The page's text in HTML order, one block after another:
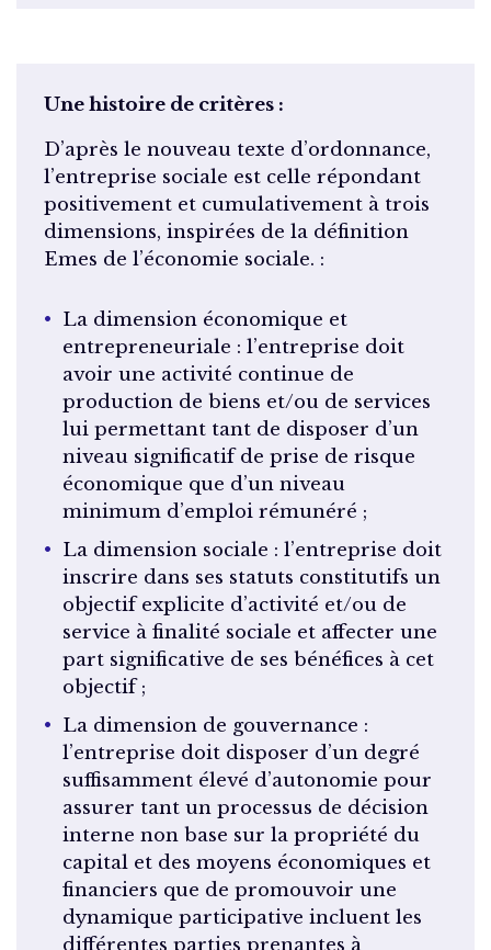
Une histoire de critères :
D’après le nouveau texte d’ordonnance,
l’entreprise sociale est celle répondant
positivement et cumulativement à trois
dimensions, inspirées de la définition
Emes de l’économie sociale. :
La dimension économique et
entrepreneuriale : l’entreprise doit
avoir une activité continue de
production de biens et/ou de services
lui permettant tant de disposer d’un
niveau significatif de prise de risque
économique que d’un niveau
minimum d’emploi rémunéré ;
La dimension sociale : l’entreprise doit
inscrire dans ses statuts constitutifs un
objectif explicite d’activité et/ou de
service à finalité sociale et affecter une
part significative de ses bénéfices à cet
objectif ;
La dimension de gouvernance :
l’entreprise doit disposer d’un degré
suffisamment élevé d’autonomie pour
assurer tant un processus de décision
interne non base sur la propriété du
capital et des moyens économiques et
financiers que de promouvoir une
dynamique participative incluent les
différentes parties prenantes à